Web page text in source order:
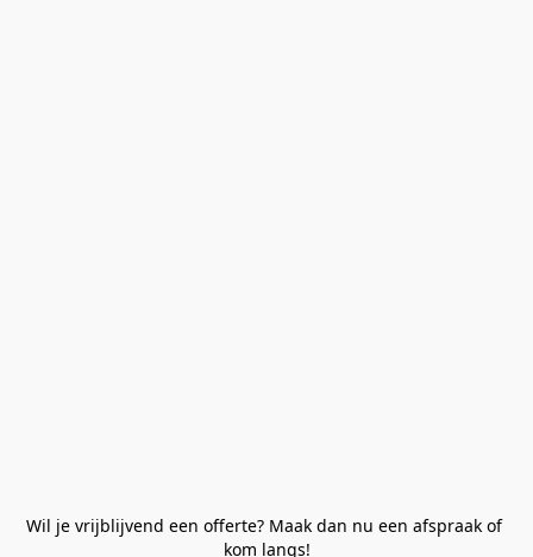
Wil je vrijblijvend een offerte? Maak dan nu een afspraak of
kom langs!